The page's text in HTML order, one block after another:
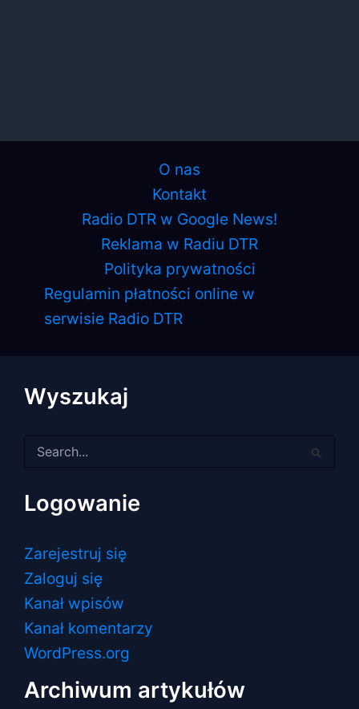
O nas
Kontakt
Radio DTR w Google News!
Reklama w Radiu DTR
Polityka prywatności
Regulamin płatności online w
serwisie Radio DTR
Wyszukaj
dla:
Logowanie
Zarejestruj się
Zaloguj się
Kanał wpisów
Kanał komentarzy
WordPress.org
Archiwum artykułów